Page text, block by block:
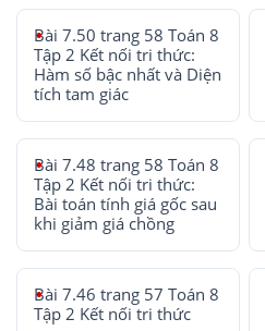
Bài 7.50 trang 58 Toán 8
Tập 2 Kết nối tri thức:
Hàm số bậc nhất và Diện
tích tam giác
Bài 7.48 trang 58 Toán 8
Tập 2 Kết nối tri thức:
Bài toán tính giá gốc sau
khi giảm giá chồng
Bài 7.46 trang 57 Toán 8
Tập 2 Kết nối tri thức